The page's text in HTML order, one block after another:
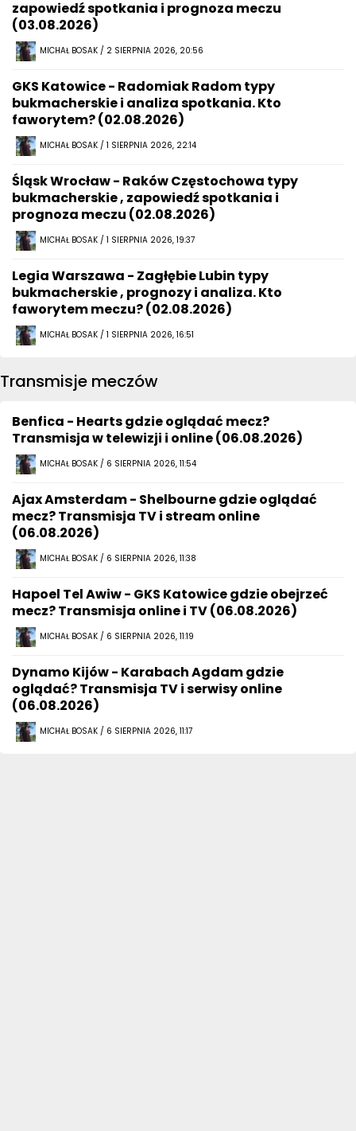
zapowiedź spotkania i prognoza meczu
(03.08.2026)
MICHAŁ BOSAK / 2 SIERPNIA 2026, 20:56
GKS Katowice - Radomiak Radom typy
bukmacherskie i analiza spotkania. Kto
faworytem? (02.08.2026)
MICHAŁ BOSAK / 1 SIERPNIA 2026, 22:14
Śląsk Wrocław - Raków Częstochowa typy
bukmacherskie , zapowiedź spotkania i
prognoza meczu (02.08.2026)
MICHAŁ BOSAK / 1 SIERPNIA 2026, 19:37
Legia Warszawa - Zagłębie Lubin typy
bukmacherskie , prognozy i analiza. Kto
faworytem meczu? (02.08.2026)
MICHAŁ BOSAK / 1 SIERPNIA 2026, 16:51
Transmisje meczów
Benfica - Hearts gdzie oglądać mecz?
Transmisja w telewizji i online (06.08.2026)
MICHAŁ BOSAK / 6 SIERPNIA 2026, 11:54
Ajax Amsterdam - Shelbourne gdzie oglądać
mecz? Transmisja TV i stream online
(06.08.2026)
MICHAŁ BOSAK / 6 SIERPNIA 2026, 11:38
Hapoel Tel Awiw - GKS Katowice gdzie obejrzeć
mecz? Transmisja online i TV (06.08.2026)
MICHAŁ BOSAK / 6 SIERPNIA 2026, 11:19
Dynamo Kijów - Karabach Agdam gdzie
oglądać? Transmisja TV i serwisy online
(06.08.2026)
MICHAŁ BOSAK / 6 SIERPNIA 2026, 11:17